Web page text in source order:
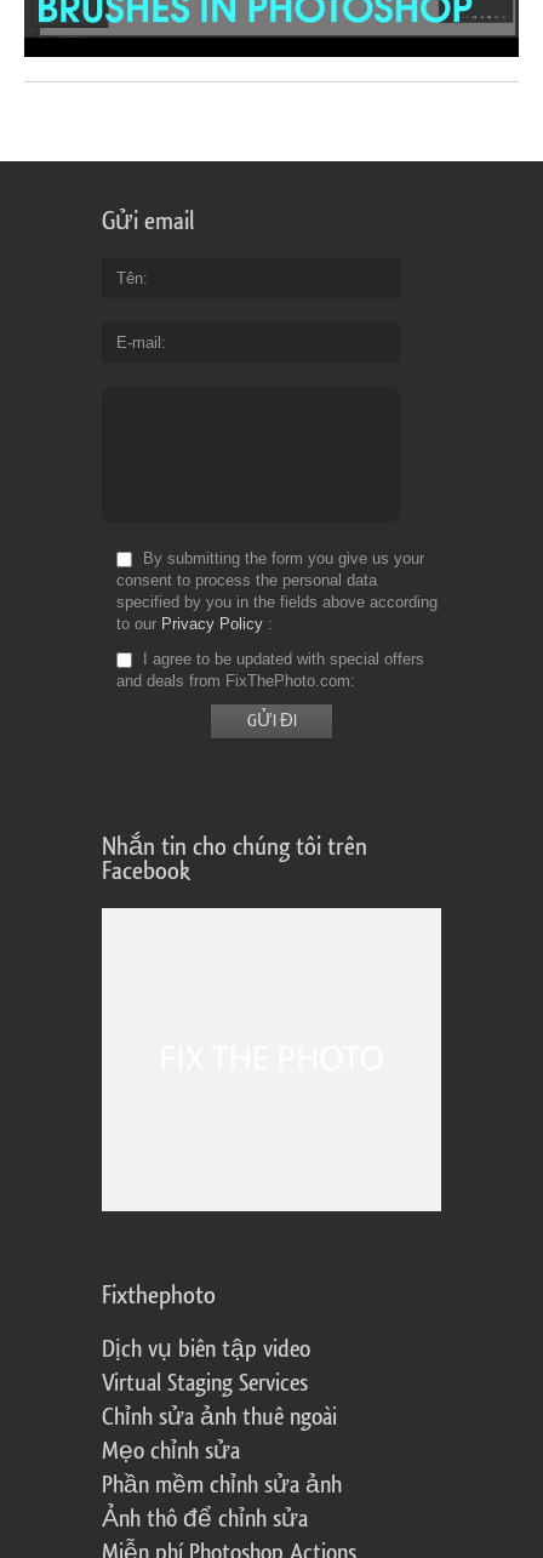
Gửi email
Tên
E-mail
By submitting the form you give us your
consent to process the personal data
specified by you in the fields above according
to our Privacy Policy
I agree to be updated with special offers
and deals from FixThePhoto.com
Nhắn tin cho chúng tôi trên
Facebook
Fixthephoto
Dịch vụ biên tập video
Virtual Staging Services
Chỉnh sửa ảnh thuê ngoài
Mẹo chỉnh sửa
Phần mềm chỉnh sửa ảnh
Ảnh thô để chỉnh sửa
Miễn phí Photoshop Actions